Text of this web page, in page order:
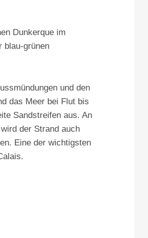
Dunkerque im
blau-grünen
und den
das Meer bei Flut bis
Sandstreifen aus. An
der Strand auch
Eine der wichtigsten